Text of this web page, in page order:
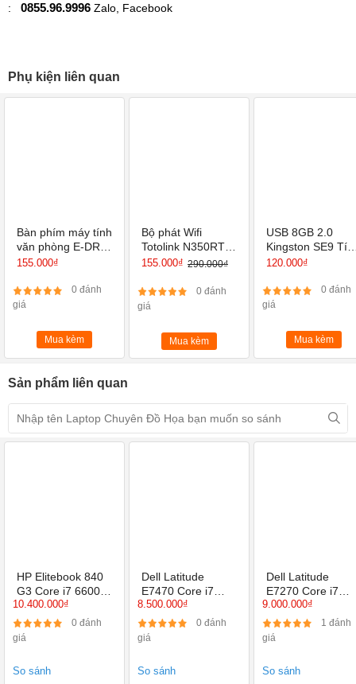
:
0855.96.9996 Zalo, Facebook
Phụ kiện liên quan
Bàn phím máy tính
văn phòng E-DRA
EK501
155.000₫
0 đánh
giá
Mua kèm
Bộ phát Wifi
Totolink N350RT-
Router Wi-Fi
155.000₫ 290.000₫
0 đánh
giá
Mua kèm
USB 8GB 2.0
Kingston SE9
hợp Mini
120.000₫
0 đánh
giá
Mua kèm
Sản phẩm liên quan
HP Elitebook 840
G3 Core i7 6600U,
8GB, 256GB, 14.0
Full HD, Card on
10.400.000₫
0 đánh
giá
So sánh
Dell Latitude
E7470 Core i7
6600U/ 8GB/
256GB/ 14 Inch/
HD Graphics 520
8.500.000₫
0 đánh
giá
So sánh
Dell Latitude
E7270 Core i7
6600U, Ram
SSD 256GB, 12.5
Inch, HD
9.000.000₫
1 đánh
giá
So sánh